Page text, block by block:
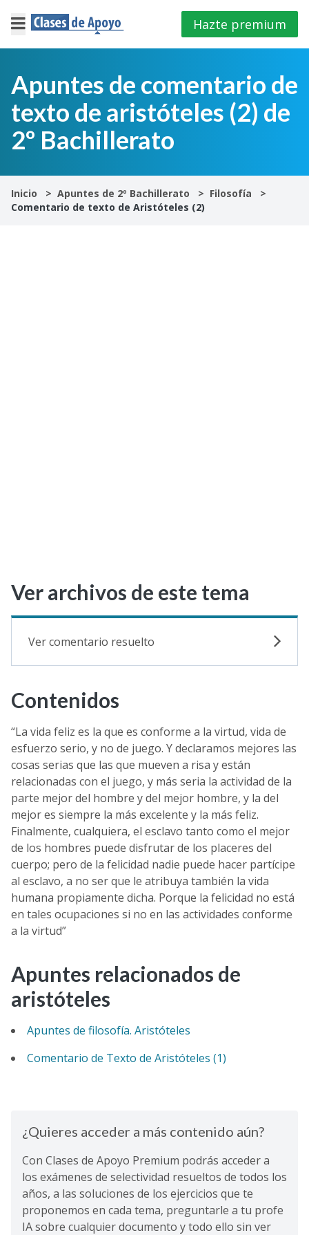
×
Iniciar
sesión
E.S.O
Hazte premium
Apuntes de comentario de
texto de aristóteles (2) de
2º Bachillerato
Inicio Apuntes de 2º Bachillerato
Filosofía
Comentario de texto de Aristóteles (2)
Ver archivos de este tema
Ver comentario resuelto
Contenidos
“La vida feliz es la que es conforme a la virtud, vida de
esfuerzo serio, y no de juego. Y declaramos mejores las
cosas serias que las que mueven a risa y están
relacionadas con el juego, y más seria la actividad de la
parte mejor del hombre y del mejor hombre, y la del
mejor es siempre la más excelente y la más feliz.
Finalmente, cualquiera, el esclavo tanto como el mejor
de los hombres puede disfrutar de los placeres del
cuerpo; pero de la felicidad nadie puede hacer partícipe
al esclavo, a no ser que le atribuya también la vida
humana propiamente dicha. Porque la felicidad no está
en tales ocupaciones si no en las actividades conforme
a la virtud”
Apuntes relacionados de
aristóteles
Apuntes de filosofía. Aristóteles
Comentario de Texto de Aristóteles (1)
¿Quieres acceder a más contenido aún?
Con Clases de Apoyo Premium podrás acceder a
los exámenes de selectividad resueltos de todos los
años, a las soluciones de los ejercicios que te
proponemos en cada tema, preguntarle a tu profe
IA sobre cualquier documento y todo ello sin ver